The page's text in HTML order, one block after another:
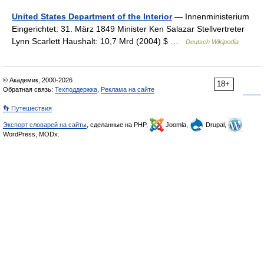
United States Department of the Interior— Innenministerium
Eingerichtet: 31. März 1849 Minister Ken Salazar Stellvertreter
Lynn Scarlett Haushalt: 10,7 Mrd (2004) $ …
Deutsch Wikipedia
18+
© Академик, 2000-2026
Обратная связь: Техподдержка Реклама на сайте
👣 Путешествия
Экспорт словарей на сайты , сделанные на PHP, Joomla,
Drupal,
WordPress, MODx.